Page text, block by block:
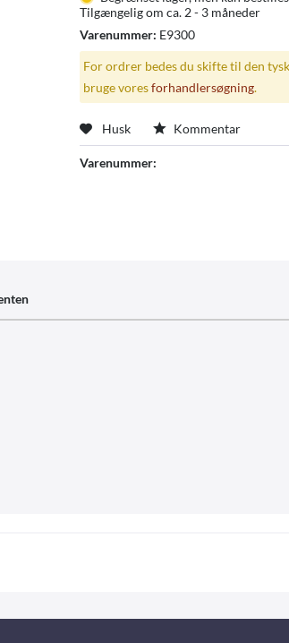
Tilgængelig om ca. 2 - 3 måneder
Varenummer: E9300
For ordrer bedes du skifte til den
bruge voresforhandlersøgning.
Husk Kommentar
Varenummer: